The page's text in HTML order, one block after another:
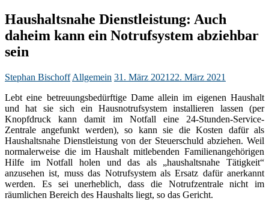
Haushaltsnahe Dienstleistung: Auch
daheim kann ein Notrufsystem abziehbar
sein
Stephan Bischoff Allgemein 31. März 2021 22. März 2021
Lebt eine betreuungsbedürftige Dame allein im eigenen Haushalt
und hat sie sich ein Hausnotrufsystem installieren lassen (per
Knopfdruck kann damit im Notfall eine 24-Stunden-Service-
Zentrale angefunkt werden), so kann sie die Kosten dafür als
Haushaltsnahe Dienstleistung von der Steuerschuld abziehen. Weil
normalerweise die im Haushalt mitlebenden Familienangehörigen
Hilfe im Notfall holen und das als „haushaltsnahe Tätigkeit“
anzusehen ist, muss das Notrufsystem als Ersatz dafür anerkannt
werden. Es sei unerheblich, dass die Notrufzentrale nicht im
räumlichen Bereich des Haushalts liegt, so das Gericht.